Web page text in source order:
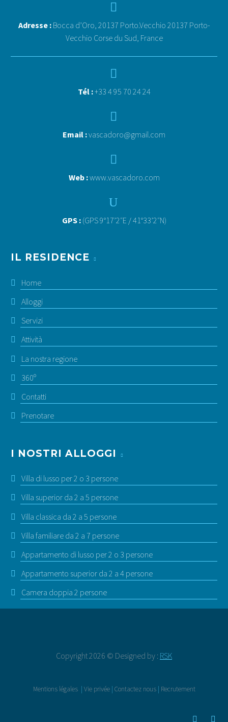


Adresse : Bocca d’Oro, 20137 Porto.Vecchio 20137 Porto-
Vecchio Corse du Sud, France


Tél :+33 4 95 70 24 24


Email :vascadoro@gmail.com


Web :www.vascadoro.com
U
U
GPS : (GPS 9°17’2″E / 41°33’2″N)
IL RESIDENCE
Home
Alloggi
Servizi
Attività
La nostra regione
360º
Contatti
Prenotare
I NOSTRI ALLOGGI
Villa di lusso per 2 o 3 persone
Villa superior da 2 a 5 persone
Villa classica da 2 a 5 persone
Villa familiare da 2 a 7 persone
Appartamento di lusso per 2 o 3 persone
Appartamento superior da 2 a 4 persone
Camera doppia 2 persone
Copyright 2026 © Designed by : RSK
Mentions légales | Vie privée | Contactez nous | Recrutement